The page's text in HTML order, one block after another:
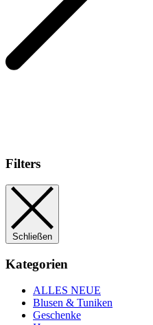
Filters
Schließen
Kategorien
ALLES NEUE
Blusen & Tuniken
Geschenke